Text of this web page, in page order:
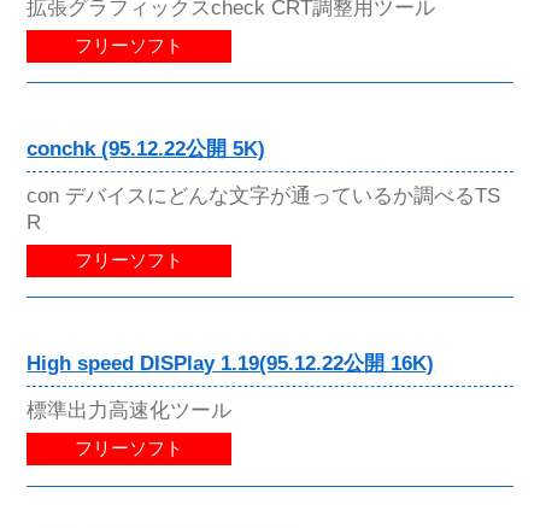
拡張グラフィックスcheck CRT調整用ツール
フリーソフト
conchk (95.12.22公開 5K)
con デバイスにどんな文字が通っているか調べるTS
R
フリーソフト
High speed DISPlay 1.19(95.12.22公開 16K)
標準出力高速化ツール
フリーソフト